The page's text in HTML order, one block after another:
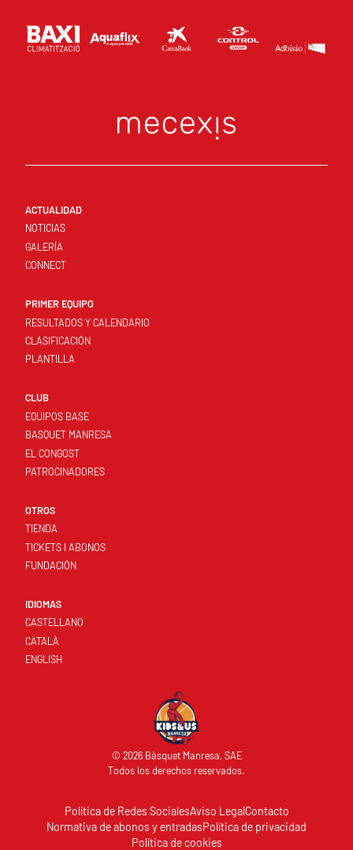
ACTUALIDAD
NOTICIAS
GALERÍA
CONNECT
PRIMER EQUIPO
RESULTADOS Y CALENDARIO
CLASIFICACIÓN
PLANTILLA
CLUB
EQUIPOS BASE
BASQUET MANRESA
EL CONGOST
PATROCINADORES
OTROS
TIENDA
TICKETS I ABONOS
FUNDACIÓN
IDIOMAS
CASTELLANO
CATALÀ
ENGLISH
© 2026 Bàsquet Manresa, SAE
Todos los derechos reservados.
Política de Redes SocialesAviso LegalContacto
Normativa de abonos y entradasPolítica de privacidad
Política de cookies